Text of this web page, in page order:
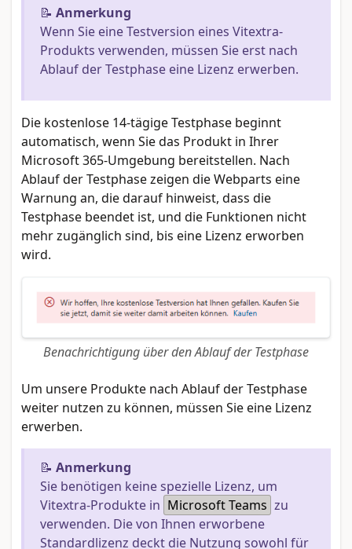
📝 Anmerkung
Wenn Sie eine Testversion eines Vitextra-
Produkts verwenden, müssen Sie erst nach
Ablauf der Testphase eine Lizenz erwerben.
Die kostenlose 14-tägige Testphase beginnt
automatisch, wenn Sie das Produkt in Ihrer
Microsoft 365-Umgebung bereitstellen. Nach
Ablauf der Testphase zeigen die Webparts eine
Warnung an, die darauf hinweist, dass die
Testphase beendet ist, und die Funktionen nicht
mehr zugänglich sind, bis eine Lizenz erworben
wird.
Benachrichtigung über den Ablauf der Testphase
Um unsere Produkte nach Ablauf der Testphase
weiter nutzen zu können, müssen Sie eine Lizenz
erwerben.
📝 Anmerkung
Sie benötigen keine spezielle Lizenz, um
Vitextra-Produkte in Microsoft Teams zu
verwenden. Die von Ihnen erworbene
Standardlizenz deckt die Nutzung sowohl für